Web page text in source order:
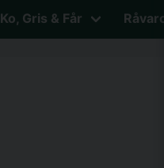
Ko, Gris & Får